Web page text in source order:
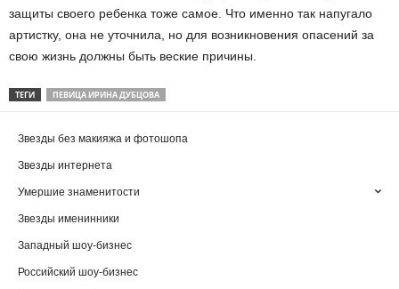
защиты своего ребенка тоже самое. Что именно так напугало
артистку, она не уточнила, но для возникновения опасений за
свою жизнь должны быть веские причины.
ТЕГИ ПЕВИЦА ИРИНА ДУБЦОВА
Звезды без макияжа и фотошопа
Звезды интернета
Умершие знаменитости
Звезды именинники
Западный шоу-бизнес
Российский шоу-бизнес